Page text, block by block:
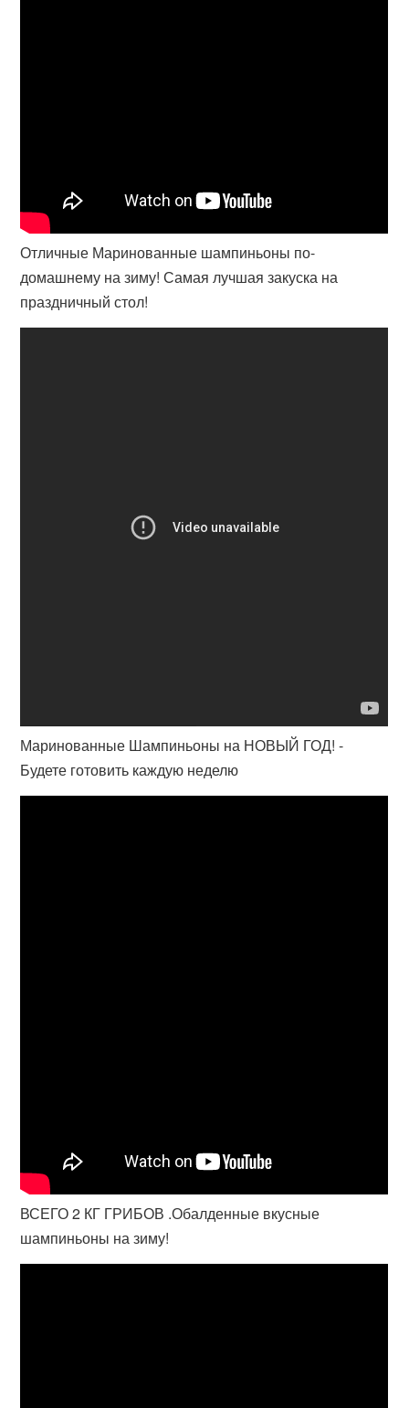
Отличные Маринованные шампиньоны по-
домашнему на зиму! Самая лучшая закуска на
праздничный стол!
Маринованные Шампиньоны на НОВЫЙ ГОД! -
Будете готовить каждую неделю
ВСЕГО 2 КГ ГРИБОВ .Обалденные вкусные
шампиньоны на зиму!